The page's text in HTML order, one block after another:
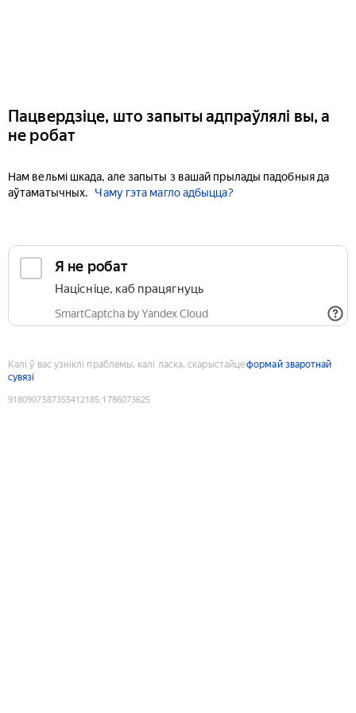
Пацвердзіце, што запыты адпраўлялі вы, а
не робат
Нам вельмі шкада, але запыты з вашай прылады падобныя да
аўтаматычных.
Чаму гэта магло адбыцца?
Я не робат
Націсніце, каб працягнуць
SmartCaptcha by Yandex Cloud
Калі ў вас узніклі праблемы, калі ласка, скарыстайцеформай зваротнай
сувязі
9180907587355412185:1786073625